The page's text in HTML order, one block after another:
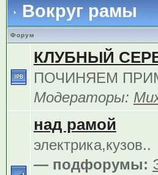
Вокруг рамы
Форум
КЛУБНЫЙ
ПОЧИНЯЕМ
Модераторы:
над рамой
электрика,кузов..
— подфорумы: